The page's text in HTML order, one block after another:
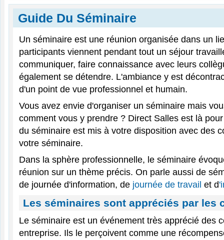
Guide Du Séminaire
Un séminaire est une réunion organisée dans un
participants viennent pendant tout un séjour
communiquer, faire connaissance avec leurs
également se détendre. L'ambiance y est
d'un point de vue professionnel et humain.
Vous avez envie d'organiser un séminaire mais
comment vous y prendre ? Direct Salles est là
du séminaire est mis à votre disposition avec des
votre séminaire.
Dans la sphère professionnelle, le séminaire
réunion sur un thème précis. On parle aussi de
de journée d'information, de journée de travail et d
Les séminaires sont appréciés par les
Le séminaire est un événement très apprécié des
entreprise. Ils le perçoivent comme une